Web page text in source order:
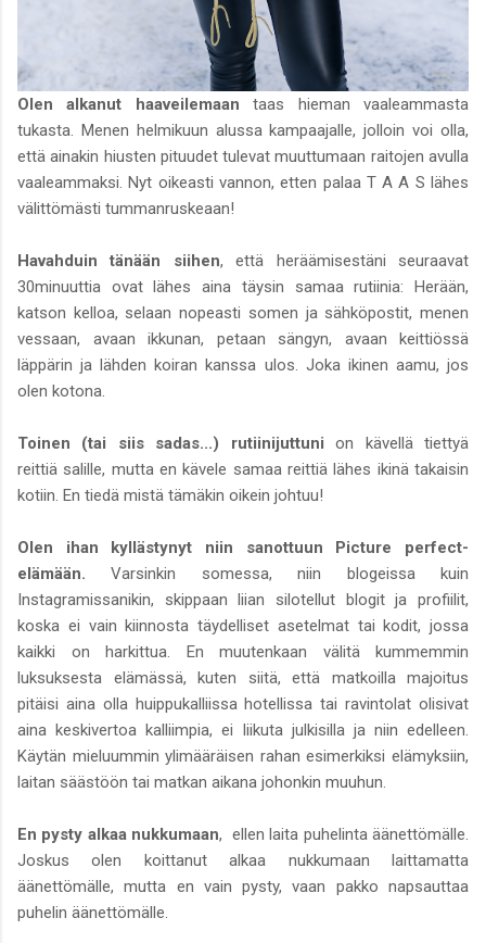
Olen alkanut haaveilemaantaas hieman vaaleammasta
tukasta. Menen helmikuun alussa kampaajalle, jolloin voi olla,
että ainakin hiusten pituudet tulevat muuttumaan raitojen avulla
vaaleammaksi. Nyt oikeasti vannon, etten palaa T A A S lähes
välittömästi tummanruskeaan!
Havahduin tänään siihen, että heräämisestäni seuraavat
30minuuttia ovat lähes aina täysin samaa rutiinia: Herään,
katson kelloa, selaan nopeasti somen ja sähköpostit, menen
vessaan, avaan ikkunan, petaan sängyn, avaan keittiössä
läppärin ja lähden koiran kanssa ulos. Joka ikinen aamu, jos
olen kotona.
Toinen (tai siis sadas...) rutiinijuttunion kävellä tiettyä
reittiä salille, mutta en kävele samaa reittiä lähes ikinä takaisin
kotiin. En tiedä mistä tämäkin oikein johtuu!
Olen ihan kyllästynyt niin sanottuun Picture perfect-
elämään.Varsinkin somessa, niin blogeissa kuin
Instagramissanikin, skippaan liian silotellut blogit ja profiilit,
koska ei vain kiinnosta täydelliset asetelmat tai kodit, jossa
kaikki on harkittua. En muutenkaan välitä kummemmin
luksuksesta elämässä, kuten siitä, että matkoilla majoitus
pitäisi aina olla huippukalliissa hotellissa tai ravintolat olisivat
aina keskivertoa kalliimpia, ei liikuta julkisilla ja niin edelleen.
Käytän mieluummin ylimääräisen rahan esimerkiksi elämyksiin,
laitan säästöön tai matkan aikana johonkin muuhun.
En pysty alkaa nukkumaan, ellen laita puhelinta äänettömälle.
Joskus olen koittanut alkaa nukkumaan laittamatta
äänettömälle, mutta en vain pysty, vaan pakko napsauttaa
puhelin äänettömälle.